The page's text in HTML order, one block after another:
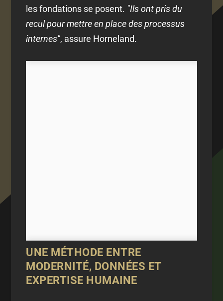
les fondations se posent. "Ils ont pris du
recul pour mettre en place des processus
internes", assure Horneland.
UNE MÉTHODE ENTRE
MODERNITÉ, DONNÉES ET
EXPERTISE HUMAINE